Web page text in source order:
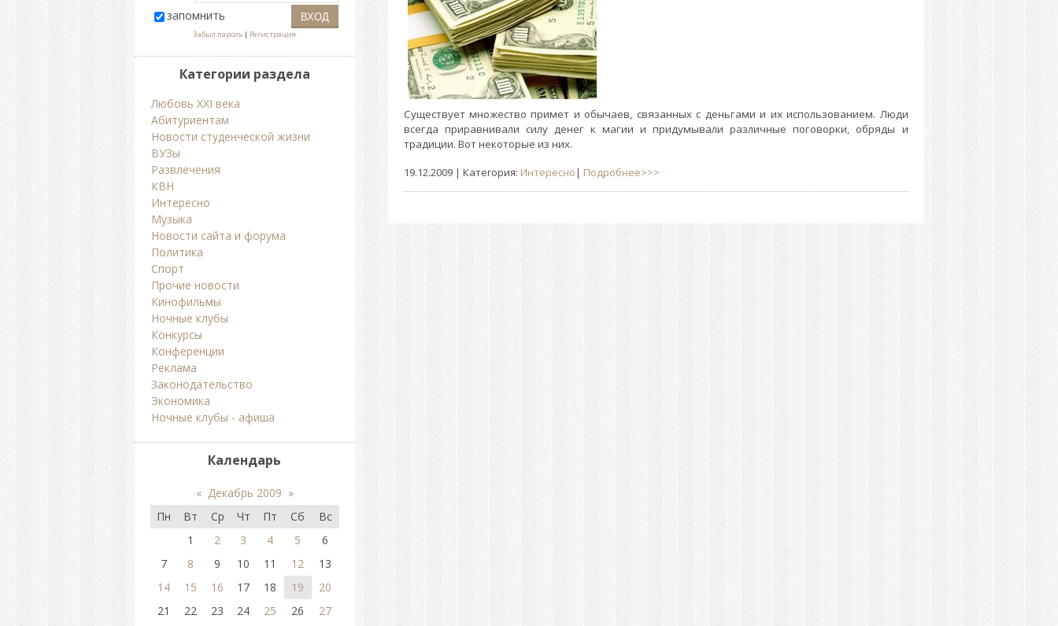
Существует множество примет и обычаев, связанных с деньгами и их использованием. Люди
всегда приравнивали силу денег к магии и придумывали различные поговорки, обряды и
традиции. Вот некоторые из них.
19.12.2009| Категория: Интересно| Подробнее>>>
запомнить
Забыл пароль | Регистрация
Категории раздела
Любовь ХХI века
Абитуриентам
Новости студенческой жизни
ВУЗы
Развлечения
КВН
Интересно
Музыка
Новости сайта и форума
Политика
Спорт
Прочие новости
Кинофильмы
Ночные клубы
Конкурсы
Конференции
Реклама
Законодательство
Экономика
Ночные клубы - афиша
Календарь
« Декабрь 2009 »
Пн
Вт Ср Чт Пт Сб
Вс
1
2 3 4 5
6
7
8 9 10 11 12
13
14
15 16 17 18 19
20
21
22 23 24 25 26
27